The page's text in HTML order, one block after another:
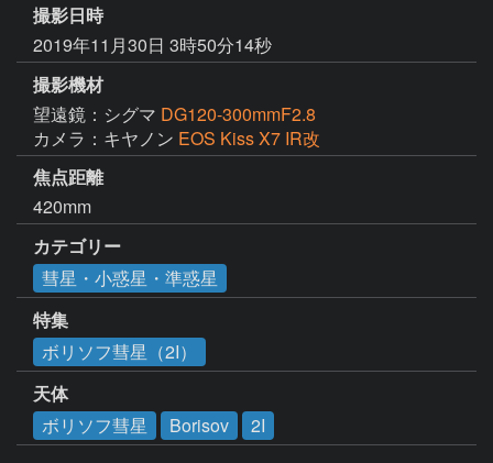
撮影日時
2019年11月30日 3時50分14秒
撮影機材
望遠鏡：シグマ DG120-300mmF2.8
カメラ：キヤノン EOS Kiss X7 IR改
焦点距離
420mm
カテゴリー
彗星・小惑星・準惑星
特集
ボリソフ彗星（2I）
天体
ボリソフ彗星
Borisov 2I